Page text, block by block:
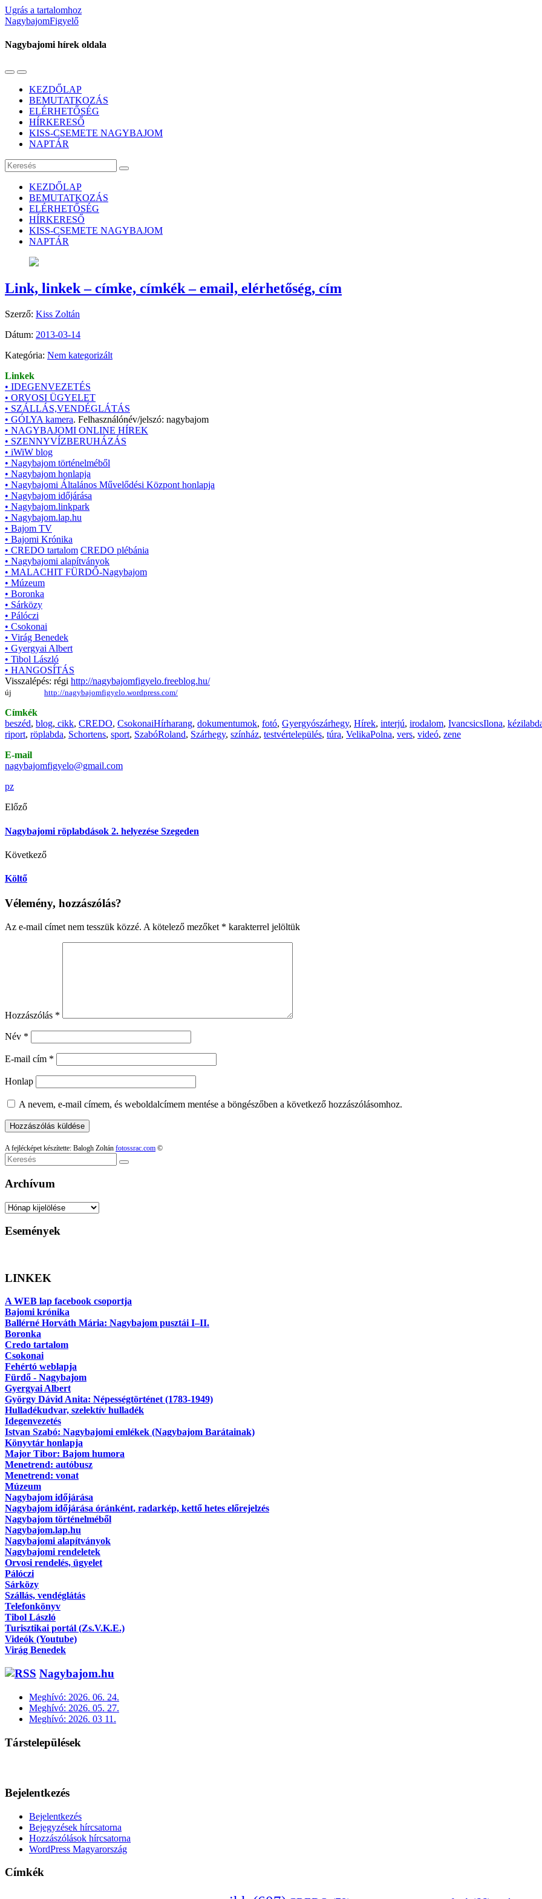
Ugrás a tartalomhoz
NagybajomFigyelő
Nagybajomi hírek oldala
Váltás
mobil
menüre
Használja
keresés
mezőt
KEZDŐLAP
BEMUTATKOZÁS
ELÉRHETŐSÉG
HÍRKERESŐ
KISS-CSEMETE NAGYBAJOM
NAPTÁR
Keresés
KEZDŐLAP
BEMUTATKOZÁS
ELÉRHETŐSÉG
HÍRKERESŐ
KISS-CSEMETE NAGYBAJOM
NAPTÁR
Link, linkek – címke, címkék – email, elérhetőség, cím
Szerző: Kiss Zoltán
Dátum: 2013-03-14
Kategória: Nem kategorizált
Linkek
• IDEGENVEZETÉS
• ORVOSI ÜGYELET
• SZÁLLÁS,VENDÉGLÁTÁS
• GÓLYA kamera. Felhasználónév/jelszó: nagybajom
• NAGYBAJOMI ONLINE HÍREK
• SZENNYVÍZBERUHÁZÁS
• iWiW blog
• Nagybajom történelméből
• Nagybajom honlapja
• Nagybajomi Általános Művelődési Központ honlapja
• Nagybajom időjárása
• Nagybajom.linkpark
• Nagybajom.lap.hu
• Bajom TV
• Bajomi Krónika
• CREDO tartalom CREDO plébánia
• Nagybajomi alapítványok
• MALACHIT FÜRDŐ-Nagybajom
• Múzeum
• Boronka
• Sárközy
• Pálóczi
• Csokonai
• Virág Benedek
• Gyergyai Albert
• Tibol László
• HANGOSÍTÁS
Visszalépés: régi http://nagybajomfigyelo.freeblog.hu/
új http://nagybajomfigyelo.wordpress.com/
Címkék
beszéd, blog, cikk, CREDO, CsokonaiHírharang, dokumentumok, fotó, Gyergyószárhegy, Hírek, interjú, irodalom, IvancsicsIlona,
riport, röplabda, Schortens, sport, SzabóRoland, Szárhegy, színház, testvértelepülés, túra, VelikaPolna, vers, videó, zene
E-mail
nagybajomfigyelo@gmail.com
pz
Előző
Nagybajomi röplabdások 2. helyezése Szegeden
Következő
Költő
Vélemény, hozzászólás?
Az e-mail címet nem tesszük közzé. A kötelező mezőket * karakterrel jelöltük
Hozzászólás *
Név *
E-mail cím *
Honlap
A nevem, e-mail címem, és weboldalcímem mentése a böngészőben a következő hozzászólásomhoz.
A fejlécképet készítette: Balogh Zoltán fotossrac.com ©
Keresés
Archívum
Archívum
Események
LINKEK
A WEB lap facebook csoportja
Bajomi krónika
Ballérné Horváth Mária: Nagybajom pusztái I–II.
Boronka
Credo tartalom
Csokonai
Fehértó weblapja
Fürdő - Nagybajom
Gyergyai Albert
György Dávid Anita: Népességtörténet (1783-1949)
Hulladékudvar, szelektív hulladék
Idegenvezetés
Istvan Szabó: Nagybajomi emlékek (Nagybajom Barátainak)
Könyvtár honlapja
Major Tibor: Bajom humora
Menetrend: autóbusz
Menetrend: vonat
Múzeum
Nagybajom időjárása
Nagybajom időjárása óránként, radarkép, kettő hetes előrejelzés
Nagybajom történelméből
Nagybajom.lap.hu
Nagybajomi alapítványok
Nagybajomi rendeletek
Orvosi rendelés, ügyelet
Pálóczi
Sárközy
Szállás, vendéglátás
Telefonkönyv
Tibol László
Turisztikai portál (Zs.V.K.E.)
Videók (Youtube)
Virág Benedek
Nagybajom.hu
Meghívó: 2026. 06. 24.
Meghívó: 2026. 05. 27.
Meghívó: 2026. 03 11.
Társtelepülések
Bejelentkezés
Bejelentkezés
Bejegyzések hírcsatorna
Hozzászólások hírcsatorna
WordPress Magyarország
Címkék